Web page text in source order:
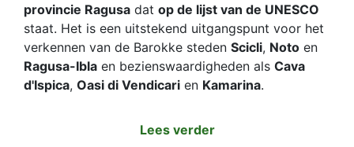
provincie Ragusa dat op de lijst van de UNESCO
staat. Het is een uitstekend uitgangspunt voor het
verkennen van de Barokke steden Scicli, Noto en
Ragusa-Ibla en bezienswaardigheden als Cava
d'Ispica, Oasi di Vendicari en Kamarina.
Lees verder